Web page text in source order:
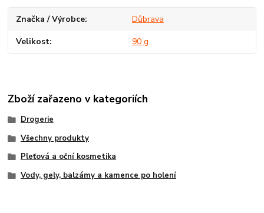
Značka / Výrobce Důbrava
Velikost 90 g
Zboží zařazeno v kategoriích
Drogerie
Všechny produkty
Pleťová a oční kosmetika
Vody, gely, balzámy a kamence po holení